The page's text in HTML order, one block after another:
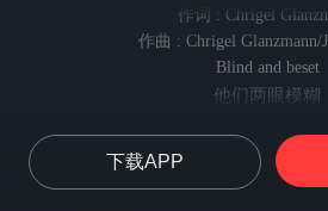
作词 : Chrigel
作曲 : Chrigel Glanzmann/
Blind and beset
他们两眼模糊
向苍白虚空蹒跚前
A ghostly host of exiled
一群流放魂灵
下载APP